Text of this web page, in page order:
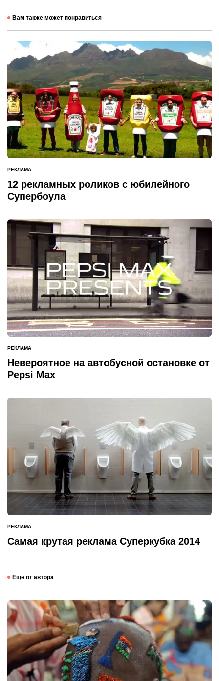
Вам также может понравиться
ОПУБЛИКОВАНО
В
РЕКЛАМА
12 рекламных роликов с юбилейного
Супербоула
ОПУБЛИКОВАНО
В
РЕКЛАМА
Невероятное на автобусной остановке от
Pepsi Max
ОПУБЛИКОВАНО
В
РЕКЛАМА
Самая крутая реклама Суперкубка 2014
Еще от автора